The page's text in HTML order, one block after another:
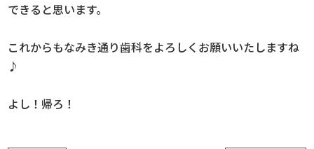
できると思います。
これからもなみき通り歯科をよろしくお願いいたしますね
♪
よし！帰ろ！